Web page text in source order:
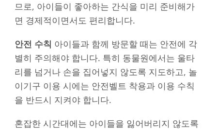
므로, 아이들이 좋아하는 간식을 미리 준비해가
면 경제적이면서도 편리합니다.
안전 수칙 아이들과 함께 방문할 때는 안전에 각
별히 주의해야 합니다. 특히 동물원에서는 울타
리를 넘거나 손을 집어넣지 않도록 지도하고, 놀
이기구 이용 시에는 안전벨트 착용과 이용 수칙
을 반드시 지켜야 합니다.
혼잡한 시간대에는 아이들을 잃어버리지 않도록